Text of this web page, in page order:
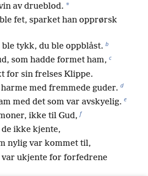
av drueblod. *
ble fet, sparket han opprørsk
ble tykk, du ble oppblåst. b
som hadde formet ham, c
for sin frelses Klippe.
med fremmede guder. d
med det som var avskyelig. e
ikke til Gud, f
ikke kjente,
nylig var kommet til,
ukjente for forfedrene